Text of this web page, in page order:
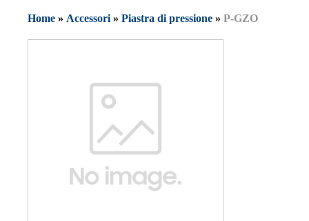
Home » Accessori » Piastra di pressione » P-GZO